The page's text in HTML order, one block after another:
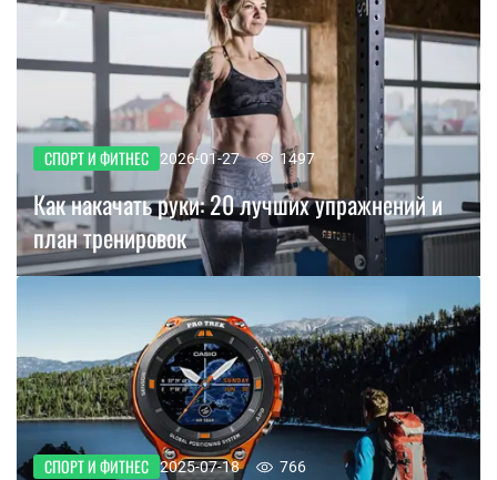
СПОРТ И ФИТНЕС 2026-01-27 1497
Как накачать руки: 20 лучших упражнений и
план тренировок
СПОРТ И ФИТНЕС 2025-07-18 766